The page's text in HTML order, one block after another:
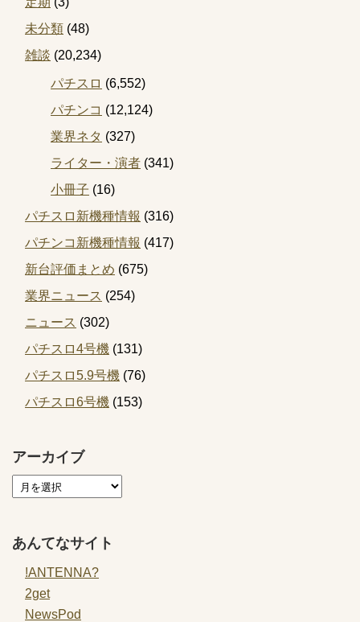
未分類 (48)
雑談 (20,234)
パチスロ (6,552)
パチンコ (12,124)
業界ネタ (327)
ライター・演者 (341)
小冊子 (16)
パチスロ新機種情報 (316)
パチンコ新機種情報 (417)
新台評価まとめ (675)
業界ニュース (254)
ニュース (302)
パチスロ4号機 (131)
パチスロ5.9号機 (76)
パチスロ6号機 (153)
アーカイブ
あんてなサイト
!ANTENNA?
2get
NewsPod